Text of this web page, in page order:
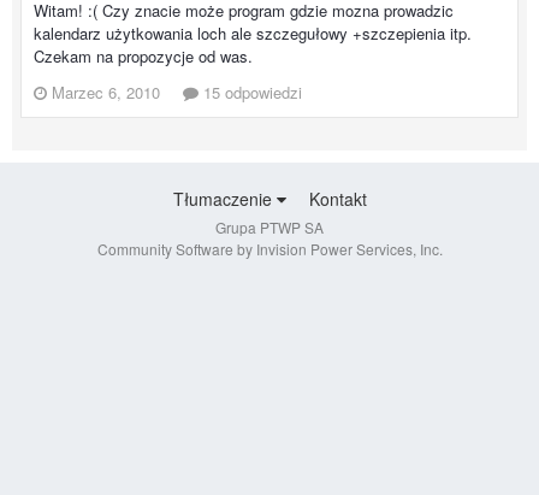
Witam! :( Czy znacie może program gdzie mozna prowadzic
kalendarz użytkowania loch ale szczegułowy +szczepienia itp.
Czekam na propozycje od was.
Marzec 6, 2010
15 odpowiedzi
Tłumaczenie Kontakt
Grupa PTWP SA
Community Software by Invision Power Services, Inc.